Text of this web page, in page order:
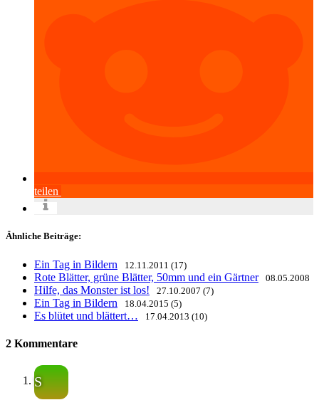
teilen
Ähnliche Beiträge:
Ein Tag in Bildern 12.11.2011 (17)
Rote Blätter, grüne Blätter, 50mm und ein Gärtner 08.05.2008
Hilfe, das Monster ist los! 27.10.2007 (7)
Ein Tag in Bildern 18.04.2015 (5)
Es blütet und blättert… 17.04.2013 (10)
2 Kommentare
S